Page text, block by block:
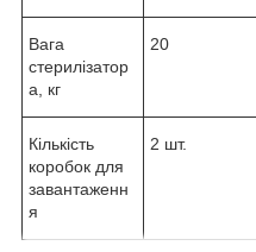
Вага
стерилізатор
а, кг
20
Кількість
коробок для
завантаженн
я
2 шт.